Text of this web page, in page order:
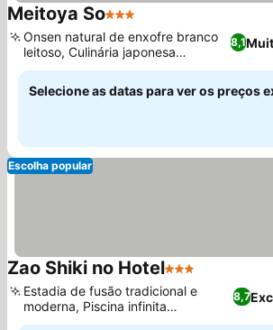
Meitoya So3 Estrelas
8,1
Onsen natural de enxofre branco
leitoso, Culinária japonesa
tradicional
Selecione as datas para ver os preços
Escolha popular
Zao Shiki no Hotel3 Estrelas
8,7
Estadia de fusão tradicional e
moderna, Piscina infinita
Shirakaba-no-yu